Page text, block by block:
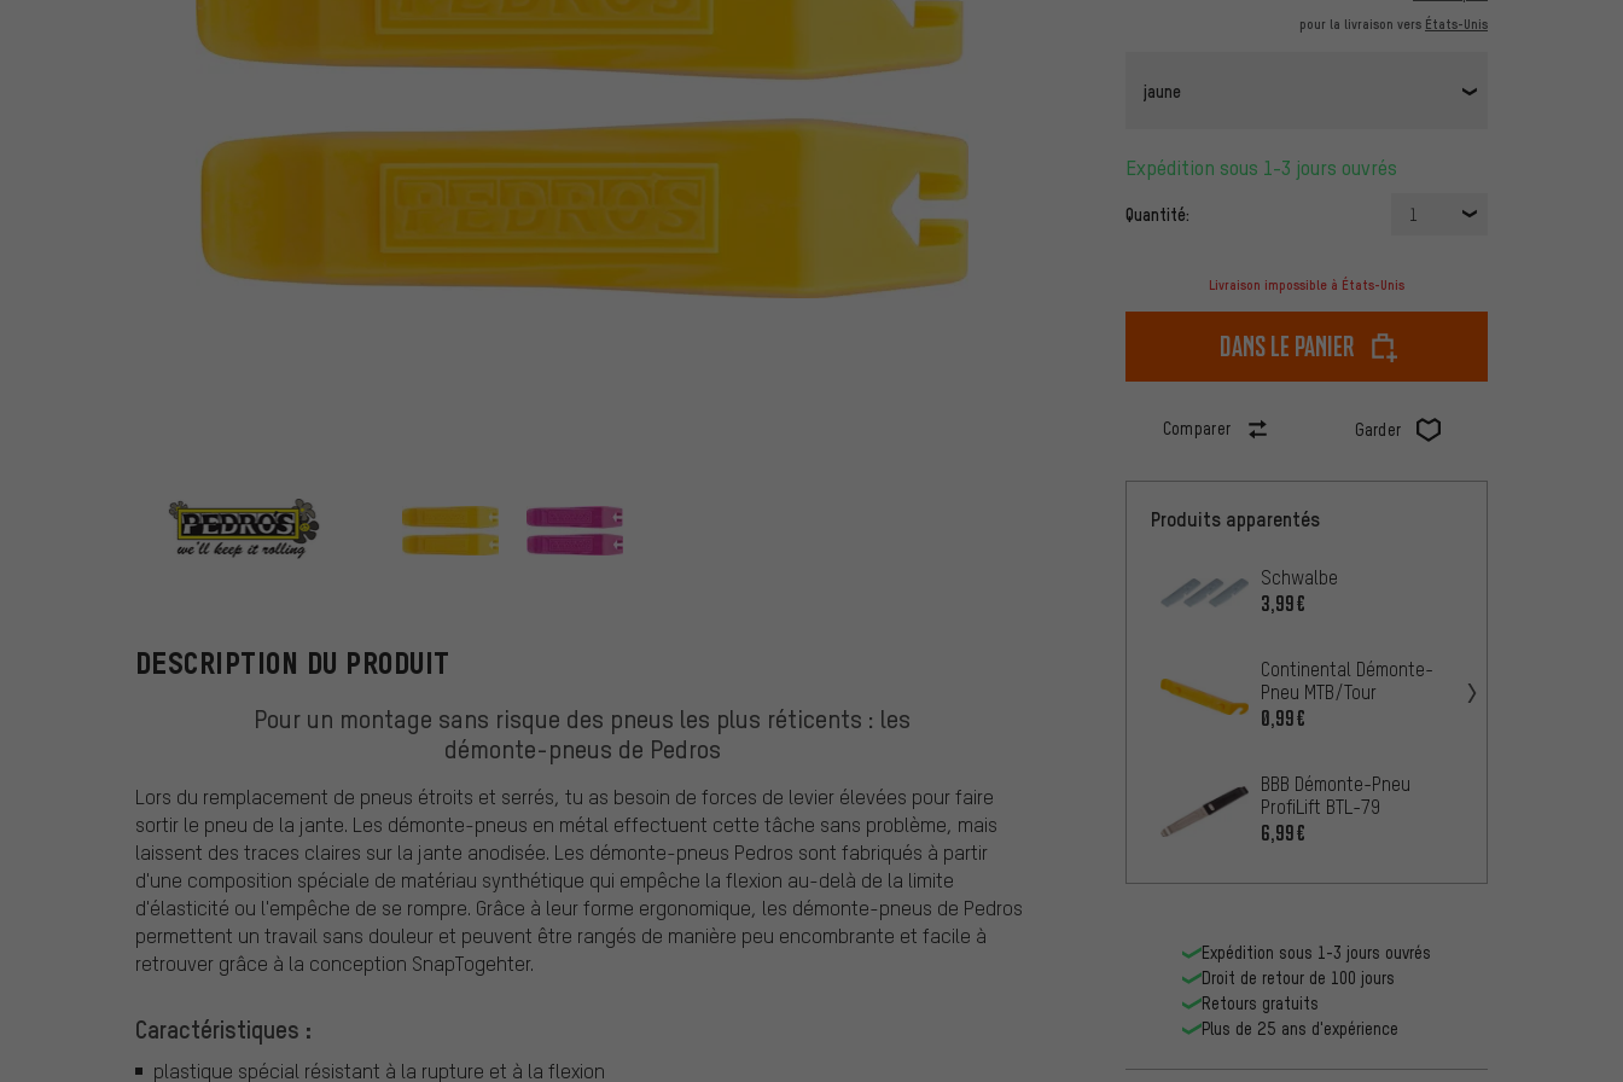
pour la livraison vers États-Unis
jaune
Expédition sous 1-3 jours ouvrés
Quantité: 1
Livraison impossible à États-Unis
dans le panier
Comparer Garder
Pedros
DESCRIPTION DU PRODUIT
Pour un montage sans risque des pneus les plus réticents : les
démonte-pneus de Pedros
Lors du remplacement de pneus étroits et serrés, tu as besoin de forces de levier élevées pour faire
sortir le pneu de la jante. Les démonte-pneus en métal effectuent cette tâche sans problème, mais
laissent des traces claires sur la jante anodisée. Les démonte-pneus Pedros sont fabriqués à partir
d'une composition spéciale de matériau synthétique qui empêche la flexion au-delà de la limite
d'élasticité ou l'empêche de se rompre. Grâce à leur forme ergonomique, les démonte-pneus de Pedros
permettent un travail sans douleur et peuvent être rangés de manière peu encombrante et facile à
retrouver grâce à la conception SnapTogehter.
Caractéristiques :
plastique spécial résistant à la rupture et à la flexion
Produits apparentés
Schwalbe
3,99€
Continental Démonte-
Pneu MTB/Tour
0,99€
BBB Démonte-Pneu
ProfiLift BTL-79
6,99€
Expédition sous 1-3 jours ouvrés
Droit de retour de 100 jours
Retours gratuits
Plus de 25 ans d'expérience